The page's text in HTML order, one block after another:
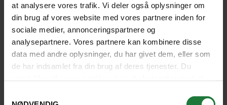
at analysere vores trafik. Vi deler også oplysninger om
din brug af vores website med vores partnere inden for
sociale medier, annonceringspartnere og
analysepartnere. Vores partnere kan kombinere disse
data med andre oplysninger, du har givet dem, eller som
de har indsamlet fra din brug af deres tjenester. Du
En cocktail af de største oplevelser. Mød
komodovaranerne, udforsk marinelivet, skildpadder
og koraller. Oplev Flores' natur og og se Bali berømte
risterrasser - og meget mere. Store oplevelser til
attraktive priser.
Sanur, Bali(5) Se afrejsedatoer(5)